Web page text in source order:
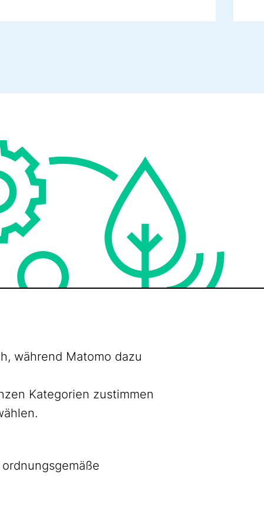
während Matomo dazu
Kategorien zustimmen